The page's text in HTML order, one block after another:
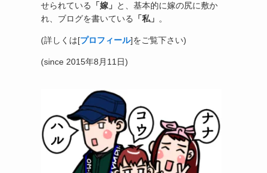
せられている
「嫁」 と、基本的に嫁の尻に敷か
れ、ブログを書いている
「私」 。
(詳しくは[プロフィール]をご覧下さい)
(since 2015年8月11日)